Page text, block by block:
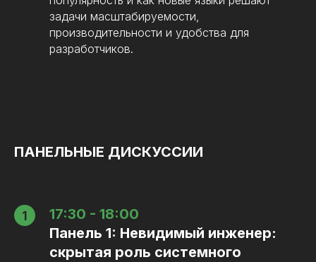
задачи масштабируемости,
производительности и удобства для
разработчиков.
ПАНЕЛЬНЫЕ ДИСКУССИИ
17:30 - 18:00
Панель 1: Невидимый инженер:
скрытая роль системного